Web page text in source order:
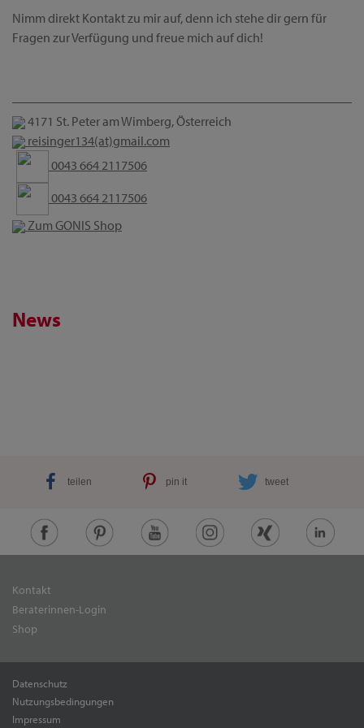
Nimm direkt Kontakt zu mir auf, denn ich stehe dir gern für
Fragen zur Verfügung und freue mich auf dich!
4171 St. Peter am Wimberg, Österreich
reisinger134(at)gmail.com
0043 664 2117506
0043 664 2117506
Zum GONIS Shop
News
teilen pin it tweet
Kontakt
Beraterinnen-Login
Shop
Datenschutz
Nutzungsbedingungen
Impressum